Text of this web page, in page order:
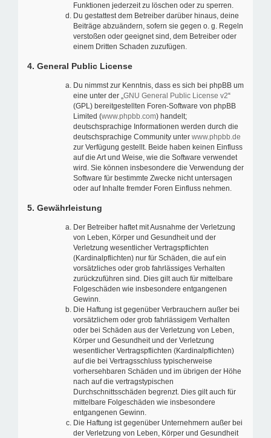
Funktionen jederzeit zu löschen oder zu sperren.
Du gestattest dem Betreiber darüber hinaus, deine
Beiträge abzuändern, sofern sie gegen o. g. Regeln
verstoßen oder geeignet sind, dem Betreiber oder
einem Dritten Schaden zuzufügen.
4. General Public License
Du nimmst zur Kenntnis, dass es sich bei phpBB um
eine unter der „GNU General Public License v2“
(GPL) bereitgestellten Foren-Software von phpBB
Limited (www.phpbb.com) handelt;
deutschsprachige Informationen werden durch die
deutschsprachige Community unter www.phpbb.de
zur Verfügung gestellt. Beide haben keinen Einfluss
auf die Art und Weise, wie die Software verwendet
wird. Sie können insbesondere die Verwendung der
Software für bestimmte Zwecke nicht untersagen
oder auf Inhalte fremder Foren Einfluss nehmen.
5. Gewährleistung
Der Betreiber haftet mit Ausnahme der Verletzung
von Leben, Körper und Gesundheit und der
Verletzung wesentlicher Vertragspflichten
(Kardinalpflichten) nur für Schäden, die auf ein
vorsätzliches oder grob fahrlässiges Verhalten
zurückzuführen sind. Dies gilt auch für mittelbare
Folgeschäden wie insbesondere entgangenen
Gewinn.
Die Haftung ist gegenüber Verbrauchern außer bei
vorsätzlichem oder grob fahrlässigem Verhalten
oder bei Schäden aus der Verletzung von Leben,
Körper und Gesundheit und der Verletzung
wesentlicher Vertragspflichten (Kardinalpflichten)
auf die bei Vertragsschluss typischerweise
vorhersehbaren Schäden und im übrigen der Höhe
nach auf die vertragstypischen
Durchschnittsschäden begrenzt. Dies gilt auch für
mittelbare Folgeschäden wie insbesondere
entgangenen Gewinn.
Die Haftung ist gegenüber Unternehmern außer bei
der Verletzung von Leben, Körper und Gesundheit